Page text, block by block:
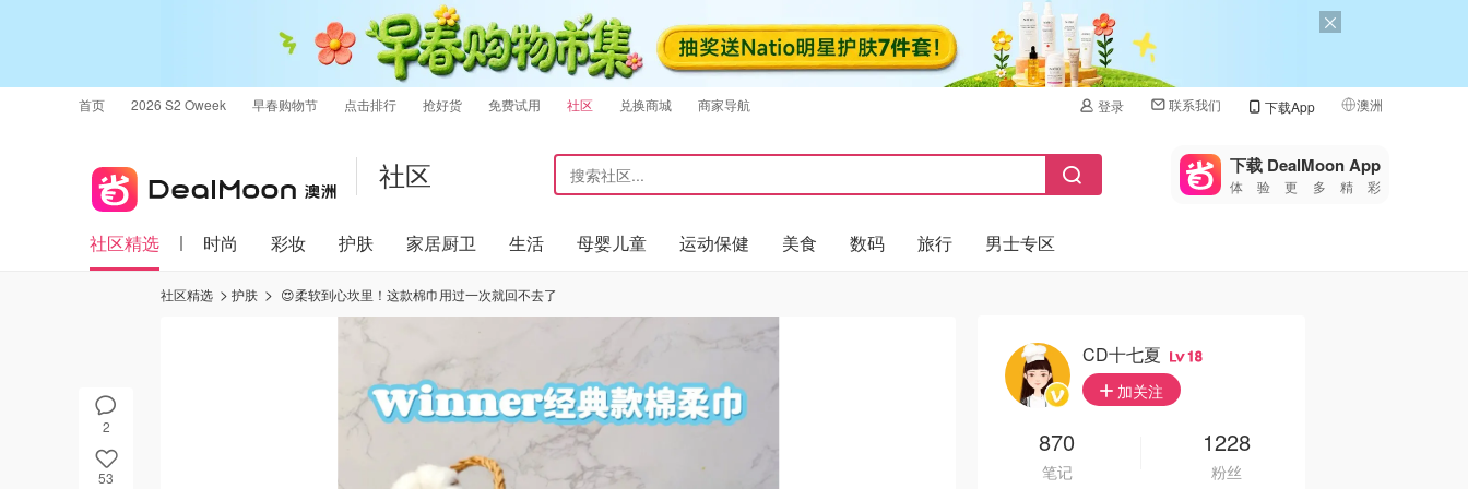
首页 2026 S2 Oweek 早春购物节 点击排行 抢好货 免费试用 社区 兑换商城 商家导航 登录 联系我们 下载App 澳洲
🇺🇸
🇨🇳 中国
🇮🇹
社区 下载 DealMoon App
体验更多精彩
社区精选 时尚 彩妆 护肤 家居厨卫 生活 母婴儿童 运动保健 美食 数码 旅行 男士专区
2
53
社区精选 护肤 😍柔软到心坎里！这款棉巾用过一次就回不去了
CD十七夏 18
加关注
870
笔记
1228
粉丝